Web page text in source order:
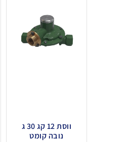
ווסת 12 קג 30 ג
נובה קומט